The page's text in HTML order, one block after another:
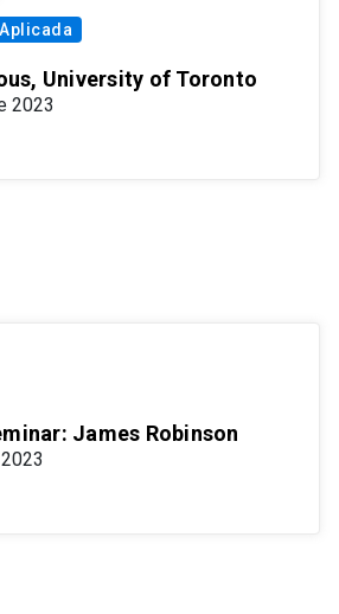
University of Toronto
2023
James Robinson